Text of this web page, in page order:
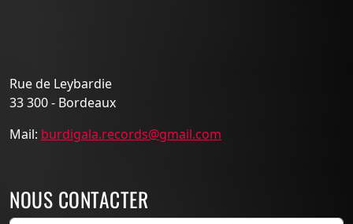
Rue de Leybardie
33 300 - Bordeaux
Mail: burdigala.records@gmail.com
NOUS CONTACTER